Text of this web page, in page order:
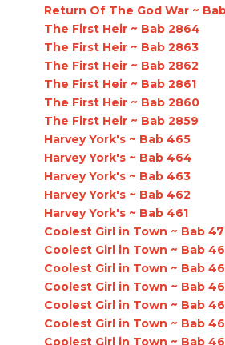
Return Of The God War ~
The First Heir ~ Bab 2864
The First Heir ~ Bab 2863
The First Heir ~ Bab 2862
The First Heir ~ Bab 2861
The First Heir ~ Bab 2860
The First Heir ~ Bab 2859
Harvey York's ~ Bab 465
Harvey York's ~ Bab 464
Harvey York's ~ Bab 463
Harvey York's ~ Bab 462
Harvey York's ~ Bab 461
Coolest Girl in Town ~ Bab
Coolest Girl in Town ~ Bab
Coolest Girl in Town ~ Bab
Coolest Girl in Town ~ Bab
Coolest Girl in Town ~ Bab
Coolest Girl in Town ~ Bab
Coolest Girl in Town ~ Bab